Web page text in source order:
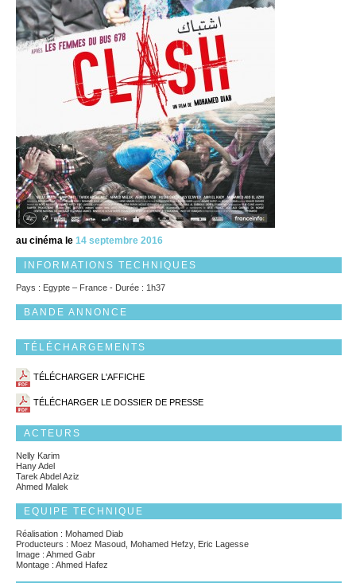
au cinéma le 14 septembre 2016
INFORMATIONS TECHNIQUES
Pays : Egypte – France - Durée : 1h37
BANDE ANNONCE
TÉLÉCHARGEMENTS
TÉLÉCHARGER L'AFFICHE
TÉLÉCHARGER LE DOSSIER DE PRESSE
ACTEURS
Nelly Karim
Hany Adel
Tarek Abdel Aziz
Ahmed Malek
EQUIPE TECHNIQUE
Réalisation : Mohamed Diab
Producteurs : Moez Masoud, Mohamed Hefzy, Eric Lagesse
Image : Ahmed Gabr
Montage : Ahmed Hafez